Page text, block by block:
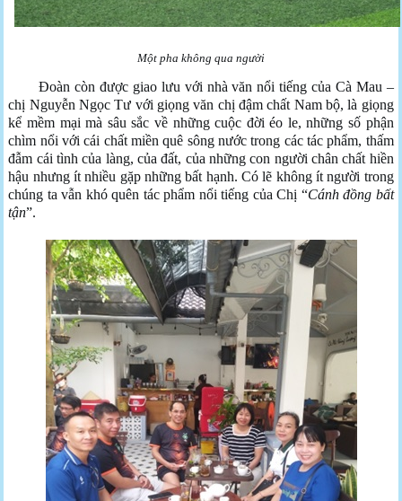
Một pha không qua người
Đoàn còn được giao lưu với nhà văn nổi tiếng của Cà Mau –
chị Nguyễn Ngọc Tư với giọng văn chị đậm chất Nam bộ, là giọng
kể mềm mại mà sâu sắc về những cuộc đời éo le, những số phận
chìm nổi với cái chất miền quê sông nước trong các tác phẩm, thấm
đẫm cái tình của làng, của đất, của những con người chân chất hiền
hậu nhưng ít nhiều gặp những bất hạnh. Có lẽ không ít người trong
chúng ta vẫn khó quên tác phẩm nổi tiếng của Chị “Cánh đồng bất
tận”.